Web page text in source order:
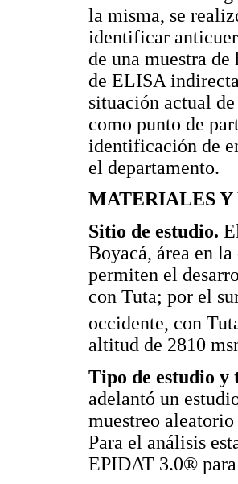
la misma, se
identificar
de una muestra
de ELISA
situación actual
como punto de
identificación de
el departamento.
MATERIALES Y
Sitio de estudio.
Boyacá, área en
permiten el
con Tuta; por el
occidente, con
altitud de 2810
Tipo de estudio y
adelantó un
muestreo
Para el análisis
EPIDAT 3.0®